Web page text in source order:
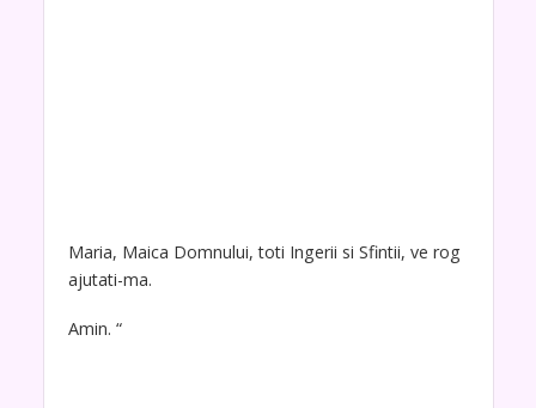
Maria, Maica Domnului, toti Ingerii si Sfintii, ve rog
ajutati-ma.
Amin. “